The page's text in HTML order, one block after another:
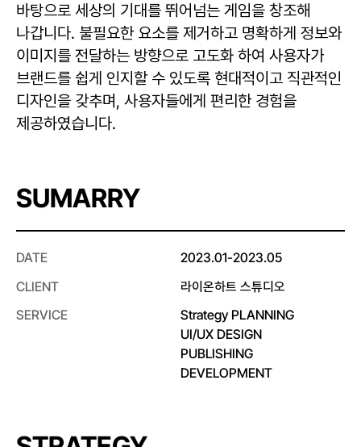
바탕으로 세상의 기대를 뛰어넘는 게임을 창조해
나갑니다. 불필요한 요소를 제거하고 명확하게 정보와
이미지를 전달하는 방향으로 고도화 하여 사용자가
브랜드를 쉽게 인지할 수 있도록 현대적이고 직관적인
디자인을 갖추며, 사용자들에게 편리한 경험을
제공하였습니다.
SUMARRY
DATE
2023.01-2023.05
CLIENT
라이온하트 스튜디오
SERVICE
Strategy PLANNING
UI/UX DESIGN
PUBLISHING
DEVELOPMENT